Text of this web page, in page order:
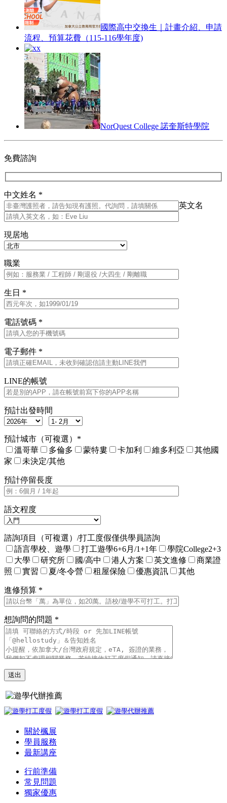
國際高中交換生｜計畫介紹、申請
流程、預算花費（115-116學年度)
x
NorQuest College 諾奎斯特學院
免費諮詢
中文姓名 *
英文名
現居地
職業
生日 *
電話號碼 *
電子郵件 *
LINE的帳號
預計出發時間
預計城市（可複選）*
溫哥華
多倫多 蒙特婁 卡加利 維多利亞
其他國
家
未決定/其他
預計停留長度
語文程度
諮詢項目（可複選）/打工度假僅供學員諮詢
語言學校、遊學
打工遊學6+6月/1+1年
學院College2+3
大學
研究所 國/高中 港人方案 英文進修
商業證
照
實習 夏/冬令營 租屋保險 優惠資訊 其他
進修預算 *
想詢問的問題 *
關於楓展
學員服務
最新講座
行前準備
常見問題
獨家優惠